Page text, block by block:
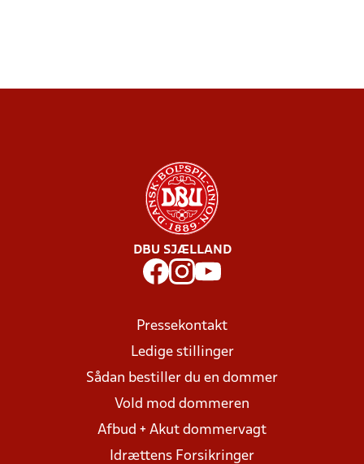
DBU SJÆLLAND
Pressekontakt
Ledige stillinger
Sådan bestiller du en dommer
Vold mod dommeren
Afbud + Akut dommervagt
Idrættens Forsikringer